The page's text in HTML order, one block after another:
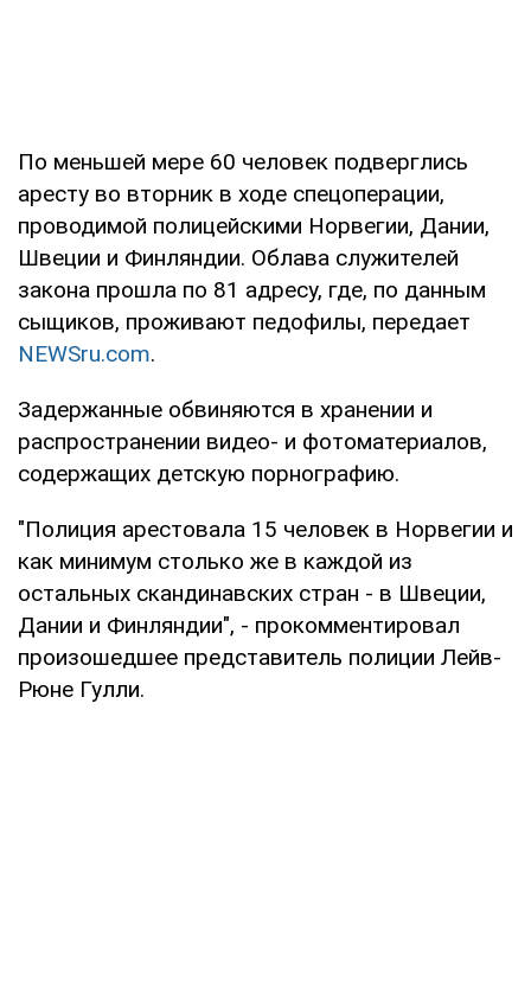
По меньшей мере 60 человек подверглись
аресту во вторник в ходе спецоперации,
проводимой полицейскими Норвегии, Дании,
Швеции и Финляндии. Облава служителей
закона прошла по 81 адресу, где, по данным
сыщиков, проживают педофилы, передает
NEWSru.com.
Задержанные обвиняются в хранении и
распространении видео- и фотоматериалов,
содержащих детскую порнографию.
"Полиция арестовала 15 человек в Норвегии и
как минимум столько же в каждой из
остальных скандинавских стран - в Швеции,
Дании и Финляндии", - прокомментировал
произошедшее представитель полиции Лейв-
Рюне Гулли.